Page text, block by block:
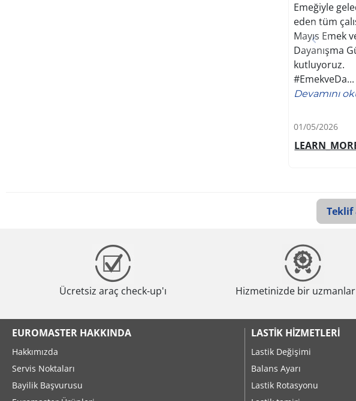
Emeğiyle
eden tüm
Mayıs Emek
Dayanışma
kutluyoruz.
#EmekveDa...
Devamını
01/05/2026
Teklif
Ücretsiz araç check-up'ı Hizmetinizde bir uzmanlar
EUROMASTER HAKKINDA
Hakkımızda
Servis Noktaları
Bayilik Başvurusu
LASTIK HIZMETLERI
Lastik Değişimi
Balans Ayarı
Lastik Rotasyonu